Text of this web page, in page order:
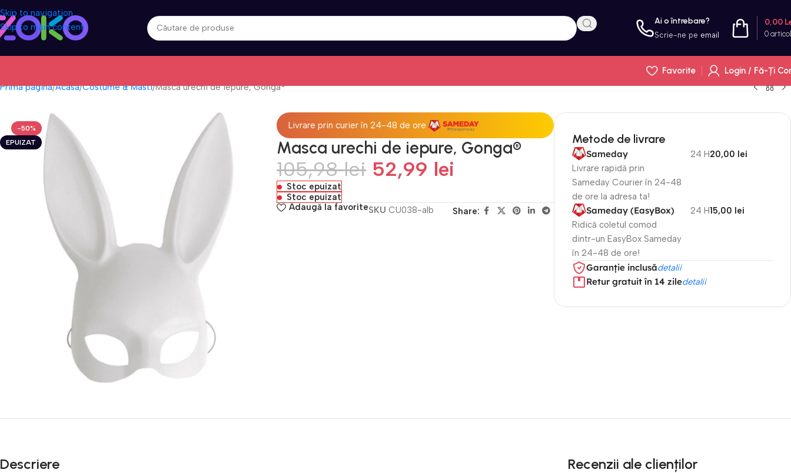
Skip to navigation
Skip to main content
Ai o întrebare?
Scrie-ne pe email 0
0,00
Favorite
Login / Fă-Ți
Prima pagină Acasa Costume & Masti Masca urechi de iepure, Gonga®
-50%
EPUIZAT
Livrare prin curier în 24-48 de ore
Masca urechi de iepure, Gonga®
105,98lei 52,99 lei
Stoc epuizat
Stoc epuizat
Adaugă la favoriteSKUCU038-alb Share:
Metode de livrare
Sameday
Livrare rapidă prin
Sameday Courier în 24-48
de ore la adresa ta!
24 H20,00 lei
Sameday (EasyBox)
Ridică coletul comod
dintr-un EasyBox Sameday
în 24-48 de ore!
24 H15,00 lei
Garanție inclusădetalii
Retur gratuit în 14 ziledetalii
Descriere Recenzii ale clienților